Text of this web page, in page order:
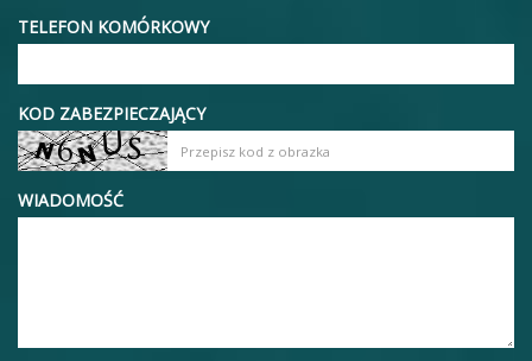
TELEFON KOMÓRKOWY
KOD ZABEZPIECZAJĄCY
WIADOMOŚĆ